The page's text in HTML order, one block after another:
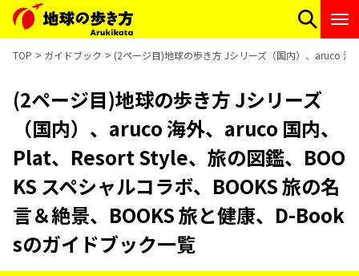
TOP ガイドブック (2ページ目)地球の歩き方 Jシリーズ（国内）、aruco
(2ページ目)地球の歩き方 Jシリーズ
（国内）、aruco 海外、aruco 国内、
Plat、Resort Style、旅の図鑑、BOO
KS スペシャルコラボ、BOOKS 旅の名
言＆絶景、BOOKS 旅と健康、D-Book
sのガイドブック一覧